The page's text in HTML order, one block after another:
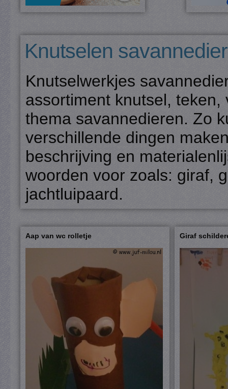
Knutselen
Knutselwerkjes
assortiment knutsel,
thema savannedieren. Zo
verschillende dingen
beschrijving en
woorden voor zoals: giraf,
jachtluipaard.
Aap van wc rolletje Giraf